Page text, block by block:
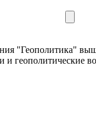
"Геополитика"
и геополитические